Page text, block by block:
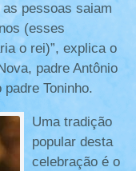
pessoas saiam
(esses
o rei)”, explica o
padre Antônio
Toninho.
Uma tradição
popular desta
celebração é o